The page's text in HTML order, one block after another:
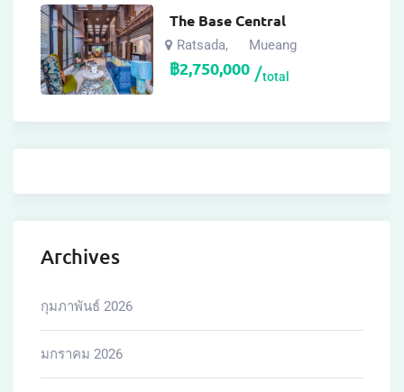
The Base Central
Ratsada, Mueang
฿2,750,000 total
Archives
กุมภาพันธ์ 2026
มกราคม 2026